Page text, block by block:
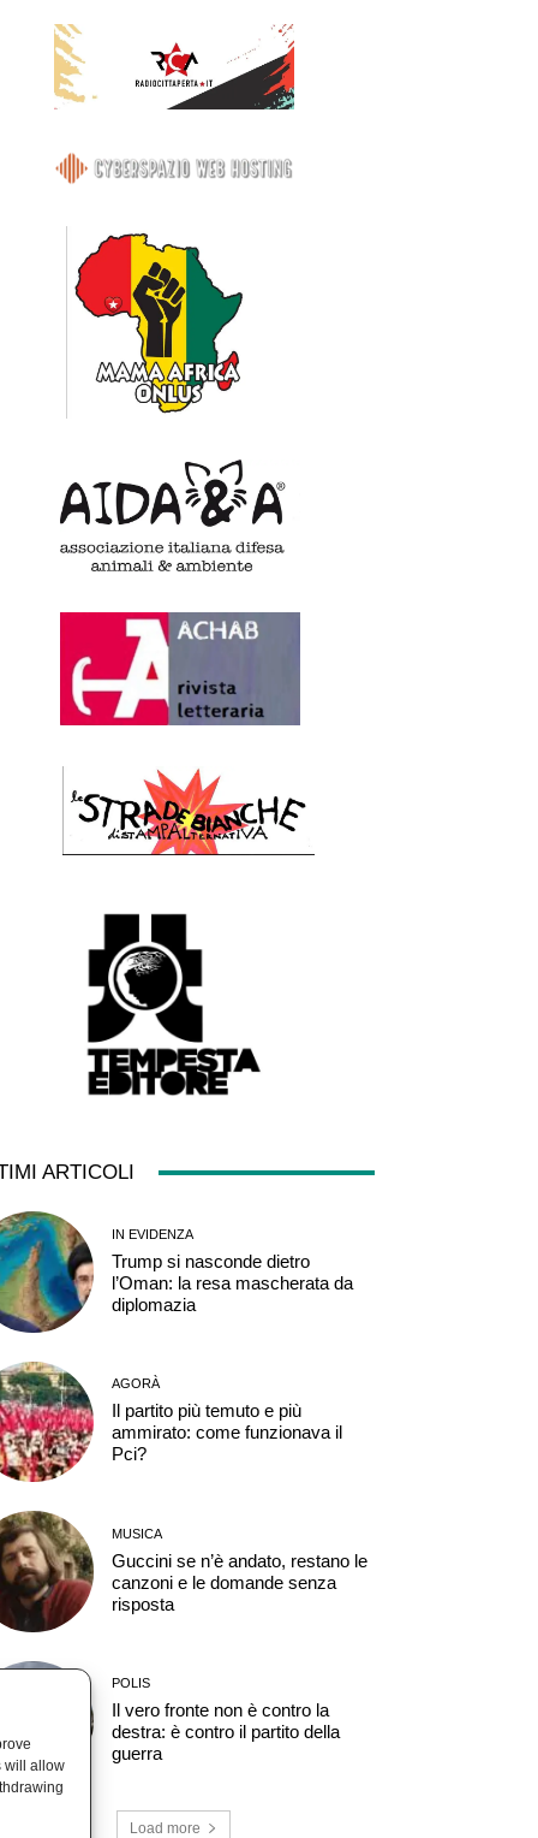
will allow
ARTICOLI
IN EVIDENZA
Trump si nasconde dietro
l’Oman: la resa mascherata da
diplomazia
AGORÀ
Il partito più temuto e più
ammirato: come funzionava il
Pci?
MUSICA
Guccini se n’è andato, restano le
canzoni e le domande senza
risposta
POLIS
Il vero fronte non è contro la
destra: è contro il partito della
guerra
Load more